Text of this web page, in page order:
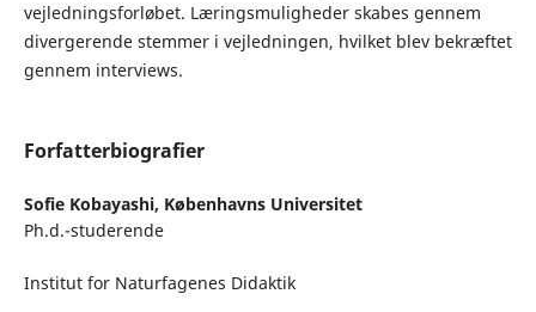
vejledningsforløbet. Læringsmuligheder skabes gennem
divergerende stemmer i vejledningen, hvilket blev bekræftet
gennem interviews.
Forfatterbiografier
Sofie Kobayashi, Københavns Universitet
Ph.d.-studerende
Institut for Naturfagenes Didaktik